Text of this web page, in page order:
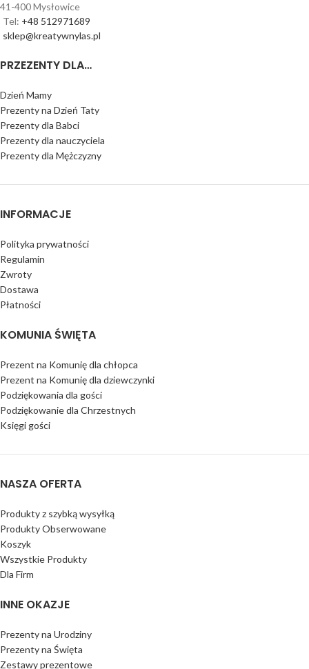
41-400 Mysłowice
Tel: +48 512971689
sklep@kreatywnylas.pl
PRZEZENTY DLA…
Dzień Mamy
Prezenty na Dzień Taty
Prezenty dla Babci
Prezenty dla nauczyciela
Prezenty dla Mężczyzny
INFORMACJE
Polityka prywatności
Regulamin
Zwroty
Dostawa
Płatności
KOMUNIA ŚWIĘTA
Prezent na Komunię dla chłopca
Prezent na Komunię dla dziewczynki
Podziękowania dla gości
Podziękowanie dla Chrzestnych
Księgi gości
NASZA OFERTA
Produkty z szybką wysyłką
Produkty Obserwowane
Koszyk
Wszystkie Produkty
Dla Firm
INNE OKAZJE
Prezenty na Urodziny
Prezenty na Święta
Zestawy prezentowe